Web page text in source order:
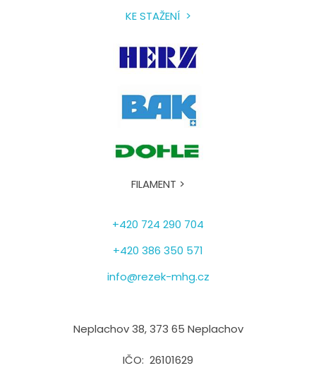
KE STAŽENÍ >
FILAMENT >
+420 724 290 704
+420 386 350 571
info@rezek-mhg.cz
Neplachov 38, 373 65 Neplachov
IČO: 26101629